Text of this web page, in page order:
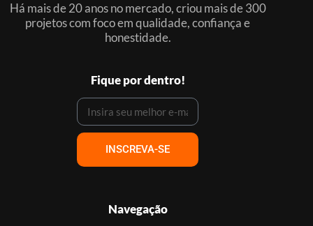
Há mais de 20 anos no mercado, criou mais de 300
projetos com foco em qualidade, confiança e
honestidade.
Fique por dentro!
INSCREVA-SE
Navegação